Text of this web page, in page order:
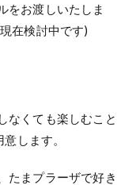
をお渡しいたしま
在検討中です)
なくても楽しむこと
します。
たまプラーザで好き